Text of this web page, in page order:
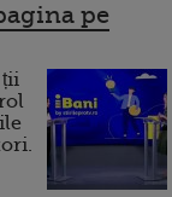
pe
ții